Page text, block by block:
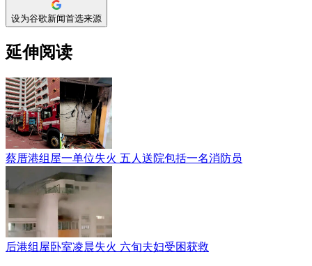
设为谷歌新闻首选来源
延伸阅读
蔡厝港组屋一单位失火 五人送院包括一名消防员
后港组屋卧室凌晨失火 六旬夫妇受困获救